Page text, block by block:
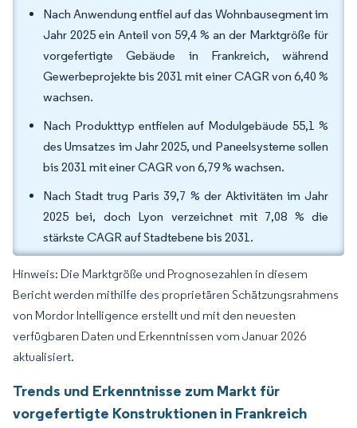
Nach Anwendung entfiel auf das Wohnbausegment im
Jahr 2025 ein Anteil von 59,4 % an der Marktgröße für
vorgefertigte Gebäude in Frankreich, während
Gewerbeprojekte bis 2031 mit einer CAGR von 6,40 %
wachsen.
Nach Produkttyp entfielen auf Modulgebäude 55,1 %
des Umsatzes im Jahr 2025, und Paneelsysteme sollen
bis 2031 mit einer CAGR von 6,79 % wachsen.
Nach Stadt trug Paris 39,7 % der Aktivitäten im Jahr
2025 bei, doch Lyon verzeichnet mit 7,08 % die
stärkste CAGR auf Stadtebene bis 2031.
Hinweis: Die Marktgröße und Prognosezahlen in diesem
Bericht werden mithilfe des proprietären Schätzungsrahmens
von Mordor Intelligence erstellt und mit den neuesten
verfügbaren Daten und Erkenntnissen vom Januar 2026
aktualisiert.
Trends und Erkenntnisse zum Markt für
vorgefertigte Konstruktionen in Frankreich